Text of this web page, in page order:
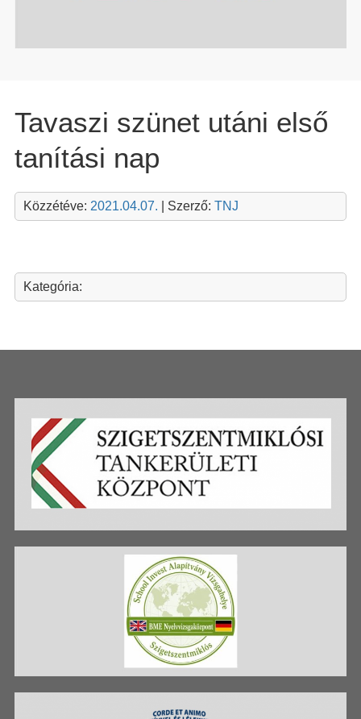
Tavaszi szünet utáni első
tanítási nap
Közzétéve: 2021.04.07. | Szerző: TNJ
Kategória: